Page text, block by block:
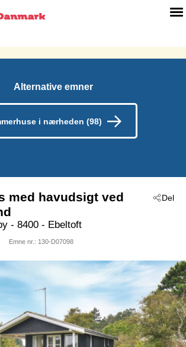
Alternative emner
i nærheden (98)
Del
med havudsigt ved
- 8400 - Ebeltoft
Emne nr.: 130-D07098